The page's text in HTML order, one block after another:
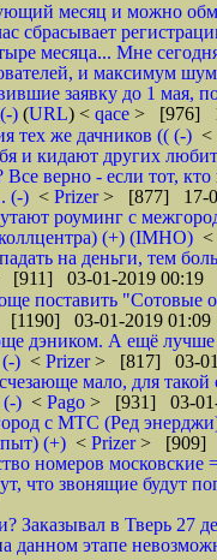
месяц и можно
сбрасывает
месяца... Мне
и максимум
заявку до 1 мая,
(-) (URL) < qace > [976]
тех же дачников (( (-) <
и кидают других
верно - если тот,
(-) < Prizer> [877] 17-
роуминг с
(+) (IMHO) <
на деньги, тем
[911] 03-01-2019 00:19
поставить "Сотовые
03-01-2019 01:09
дэником. А ещё лучше
) < Prizer> [817] 03-
мало, для такой
(-) < Pago > [931] 03-01-
с МТС (Ред
(+) < Prizer> [909]
номеров московские
что звонящие будут
Заказывал в Тверь 27
данном этапе